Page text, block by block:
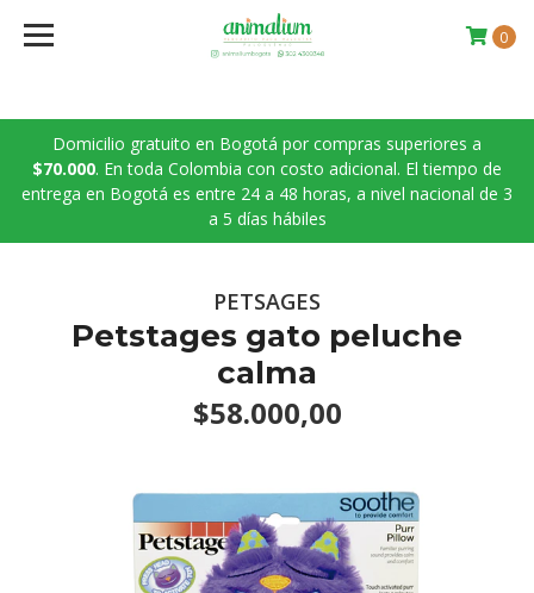
Domicilio gratuito en Bogotá por compras superiores a
$70.000. En toda Colombia con costo adicional. El tiempo de
entrega en Bogotá es entre 24 a 48 horas, a nivel nacional de 3
a 5 días hábiles
0
PETSAGES
Petstages gato peluche
calma
$58.000,00